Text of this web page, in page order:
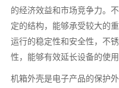
的经济效益和市场竞争力。
定的结构，能够承受较大的
运行的稳定性和安全性，不
性，能够有效延长设备的使
机箱外壳是电子产品的保护